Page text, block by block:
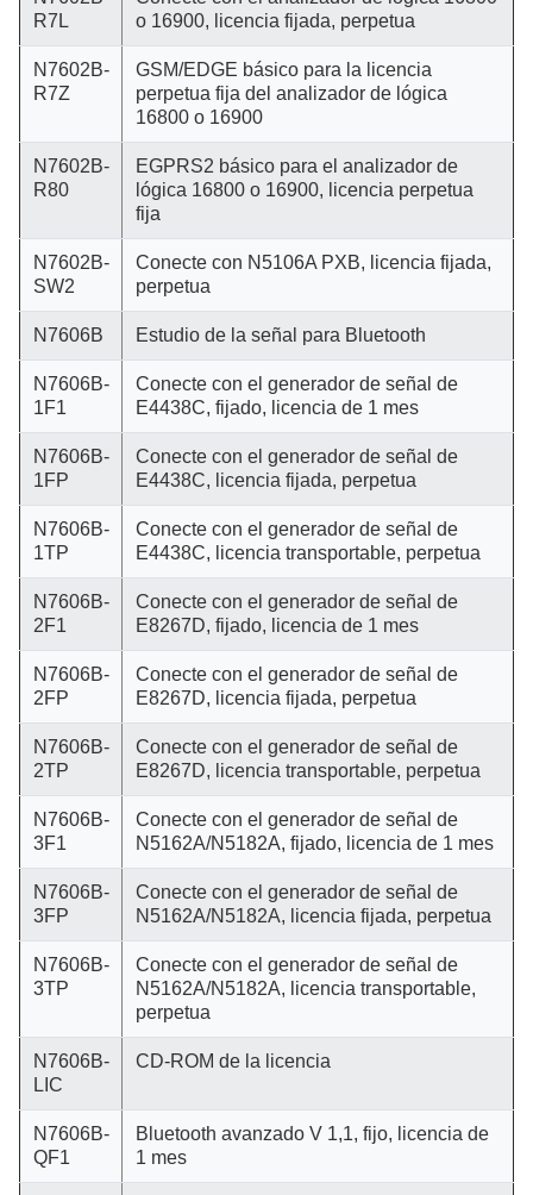
R7L
o 16900, licencia fijada, perpetua
N7602B-
R7Z
GSM/EDGE básico para la licencia
perpetua fija del analizador de lógica
16800 o 16900
N7602B-
R80
EGPRS2 básico para el analizador de
lógica 16800 o 16900, licencia perpetua
fija
N7602B-
SW2
Conecte con N5106A PXB, licencia fijada,
perpetua
N7606B Estudio de la señal para Bluetooth
N7606B-
1F1
Conecte con el generador de señal de
E4438C, fijado, licencia de 1 mes
N7606B-
1FP
Conecte con el generador de señal de
E4438C, licencia fijada, perpetua
N7606B-
1TP
Conecte con el generador de señal de
E4438C, licencia transportable, perpetua
N7606B-
2F1
Conecte con el generador de señal de
E8267D, fijado, licencia de 1 mes
N7606B-
2FP
Conecte con el generador de señal de
E8267D, licencia fijada, perpetua
N7606B-
2TP
Conecte con el generador de señal de
E8267D, licencia transportable, perpetua
N7606B-
3F1
Conecte con el generador de señal de
N5162A/N5182A, fijado, licencia de 1 mes
N7606B-
3FP
Conecte con el generador de señal de
N5162A/N5182A, licencia fijada, perpetua
N7606B-
3TP
Conecte con el generador de señal de
N5162A/N5182A, licencia transportable,
perpetua
N7606B-
LIC
CD-ROM de la licencia
N7606B-
QF1
Bluetooth avanzado V 1,1, fijo, licencia de
1 mes